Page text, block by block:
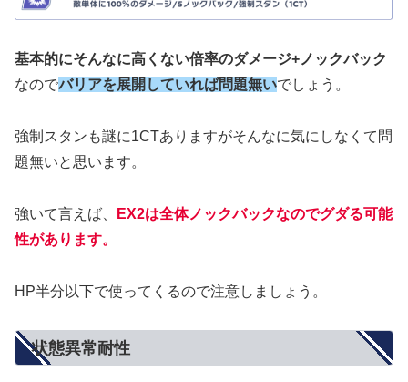
基本的にそんなに高くない倍率のダメージ+ノックバック
なのでバリアを展開していれば問題無いでしょう。
強制スタンも謎に1CTありますがそんなに気にしなくて問
題無いと思います。
強いて言えば、
EX2は全体ノックバックなのでグダる可能
性があります。
HP半分以下で使ってくるので注意しましょう。
状態異常耐性